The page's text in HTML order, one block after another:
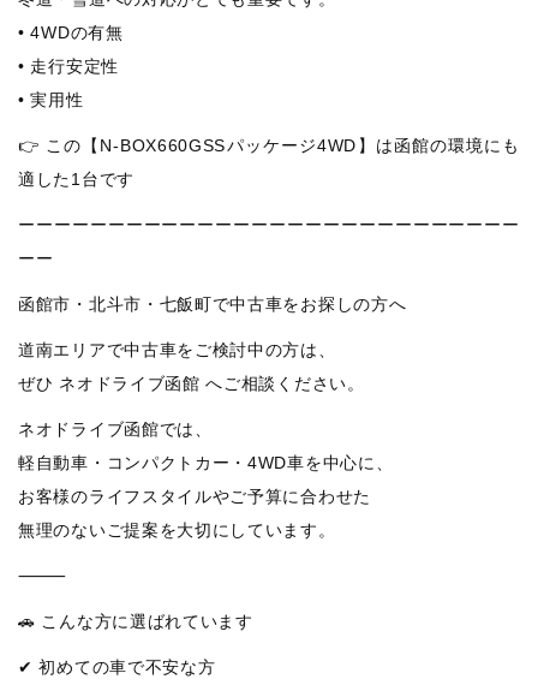
• 4WDの有無
• 走行安定性
• 実用性
👉 この【N-BOX660GSSパッケージ4WD】は函館の環境にも
適した1台です
ーーーーーーーーーーーーーーーーーーーーーーーーーーーー
ーー
函館市・北斗市・七飯町で中古車をお探しの方へ
道南エリアで中古車をご検討中の方は、
ぜひ ネオドライブ函館 へご相談ください。
ネオドライブ函館では、
軽自動車・コンパクトカー・4WD車を中心に、
お客様のライフスタイルやご予算に合わせた
無理のないご提案を大切にしています。
⸻
🚗 こんな方に選ばれています
✔ 初めての車で不安な方